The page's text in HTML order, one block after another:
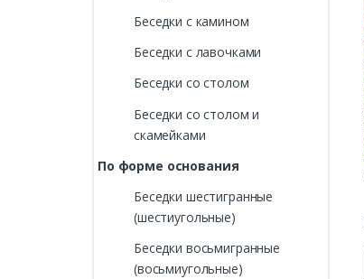
Беседки с камином
Беседки с лавочками
Беседки со столом
Беседки со столом и
скамейками
По форме основания
Беседки шестигранные
(шестиугольные)
Беседки восьмигранные
(восьмиугольные)